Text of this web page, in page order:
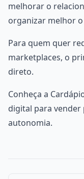
melhorar o
organizar melhor o
Para quem quer
marketplaces, o
direto.
Conheça a
digital para vender
autonomia.